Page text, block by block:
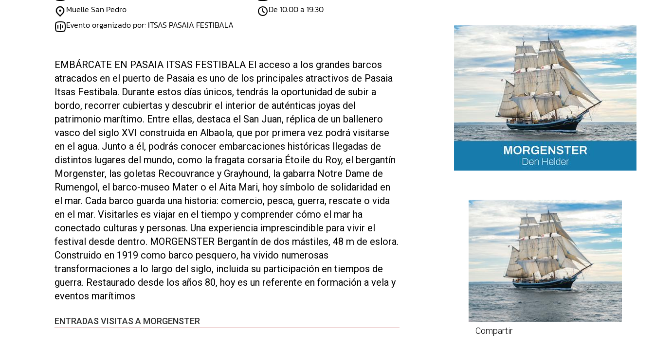
Muelle San Pedro
Evento organizado por: ITSAS PASAIA FESTIBALA
De 10:00 a 19:30
EMBÁRCATE EN PASAIA ITSAS FESTIBALA El acceso a los grandes barcos
atracados en el puerto de Pasaia es uno de los principales atractivos de Pasaia
Itsas Festibala. Durante estos días únicos, tendrás la oportunidad de subir a
bordo, recorrer cubiertas y descubrir el interior de auténticas joyas del
patrimonio marítimo. Entre ellas, destaca el San Juan, réplica de un ballenero
vasco del siglo XVI construida en Albaola, que por primera vez podrá visitarse
en el agua. Junto a él, podrás conocer embarcaciones históricas llegadas de
distintos lugares del mundo, como la fragata corsaria Étoile du Roy, el bergantín
Morgenster, las goletas Recouvrance y Grayhound, la gabarra Notre Dame de
Rumengol, el barco-museo Mater o el Aita Mari, hoy símbolo de solidaridad en
el mar. Cada barco guarda una historia: comercio, pesca, guerra, rescate o vida
en el mar. Visitarles es viajar en el tiempo y comprender cómo el mar ha
conectado culturas y personas. Una experiencia imprescindible para vivir el
festival desde dentro. MORGENSTER Bergantín de dos mástiles, 48 m de eslora.
Construido en 1919 como barco pesquero, ha vivido numerosas
transformaciones a lo largo del siglo, incluida su participación en tiempos de
guerra. Restaurado desde los años 80, hoy es un referente en formación a vela y
eventos marítimos
ENTRADAS VISITAS A MORGENSTER
Compartir